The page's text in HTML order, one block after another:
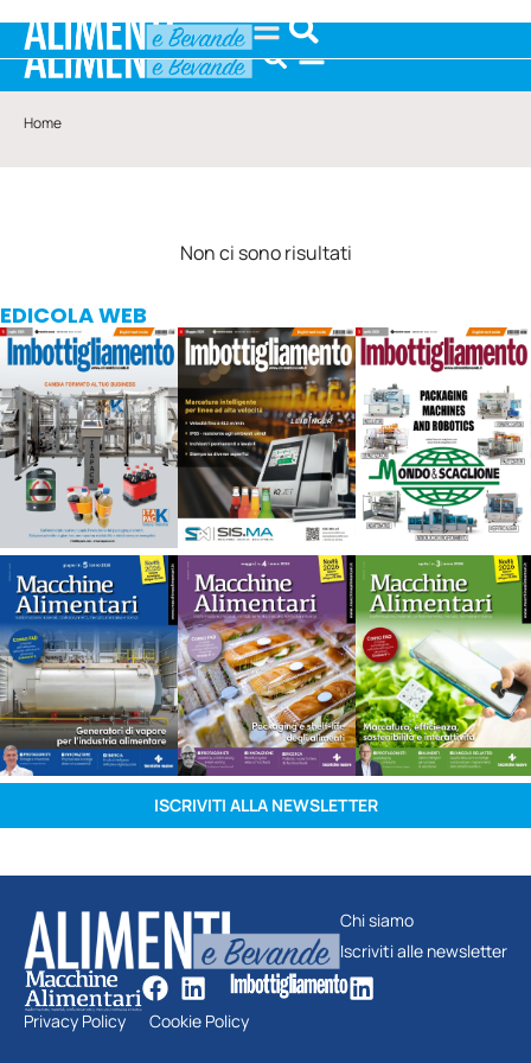
Home
Non ci sono risultati
EDICOLA WEB
ISCRIVITI ALLA NEWSLETTER
Chi siamo
Iscriviti alle newsletter
Privacy Policy Cookie Policy